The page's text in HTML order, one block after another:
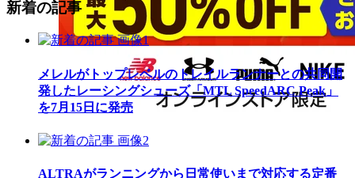
新着の記事
メレルがトップレベルのトレイルランナーとの共同開
発したレーシングシューズ「MTL SpeedARC Peak」
を7月15日に発売
ALTRAがランニングから日常使いまで対応する定番